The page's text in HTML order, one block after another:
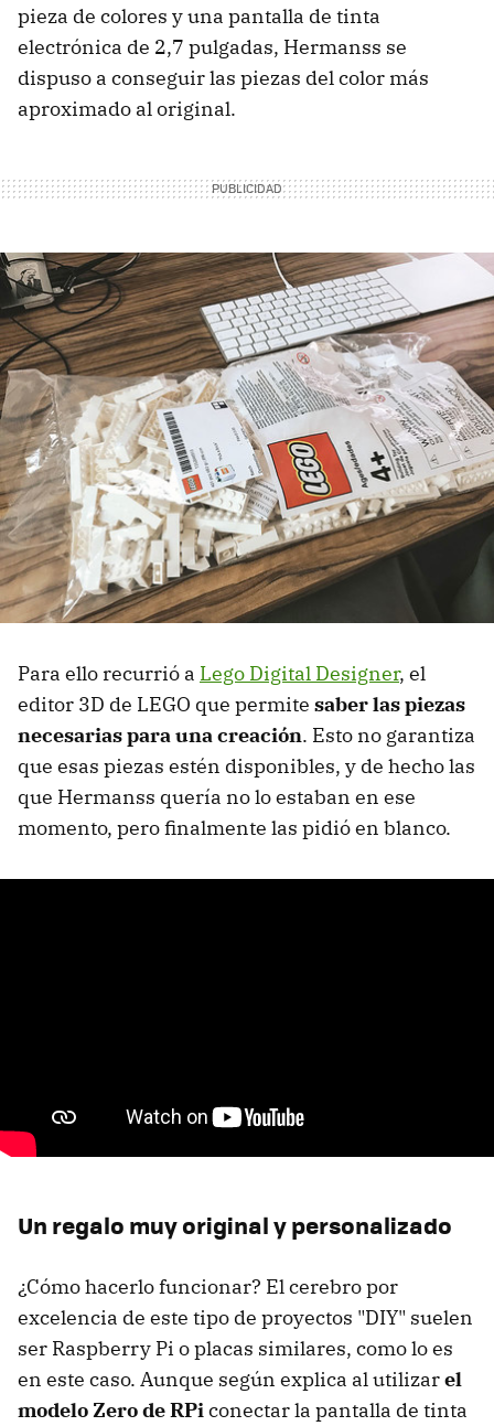
pieza de colores y una pantalla de tinta
electrónica de 2,7 pulgadas, Hermanss se
dispuso a conseguir las piezas del color más
aproximado al original.
Para ello recurrió a Lego Digital Designer, el
editor 3D de LEGO que permite saber las piezas
necesarias para una creación. Esto no garantiza
que esas piezas estén disponibles, y de hecho las
que Hermanss quería no lo estaban en ese
momento, pero finalmente las pidió en blanco.
Un regalo muy original y personalizado
¿Cómo hacerlo funcionar? El cerebro por
excelencia de este tipo de proyectos "DIY" suelen
ser Raspberry Pi o placas similares, como lo es
en este caso. Aunque según explica al utilizarel
modelo Zero de RPiconectar la pantalla de tinta